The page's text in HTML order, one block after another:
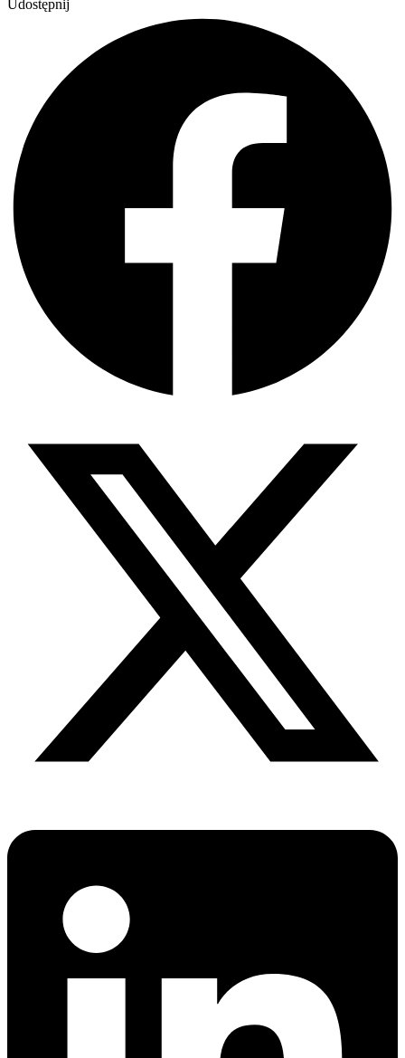
Udostępnij